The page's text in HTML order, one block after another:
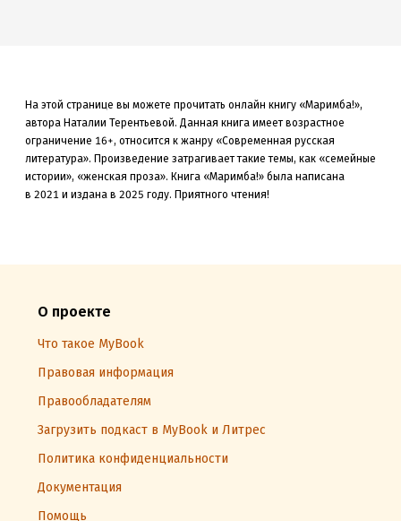
На этой странице вы можете прочитать онлайн книгу «Маримба!»,
автора Наталии Терентьевой. Данная книга имеет возрастное
ограничение 16+, относится к жанру «Современная русская
литература». Произведение затрагивает такие темы, как «семейные
истории», «женская проза». Книга «Маримба!» была написана
в 2021 и издана в 2025 году. Приятного чтения!
О проекте
Что такое MyBook
Правовая информация
Правообладателям
Загрузить подкаст в MyBook и Литрес
Политика конфиденциальности
Документация
Помощь